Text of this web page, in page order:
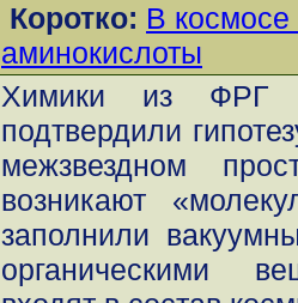
Коротко: В космосе
аминокислоты
Химики из ФРГ
подтвердили
межзвездном
возникают
заполнили
органическими